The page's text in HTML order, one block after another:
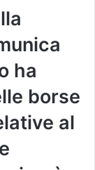
ha
borse
al